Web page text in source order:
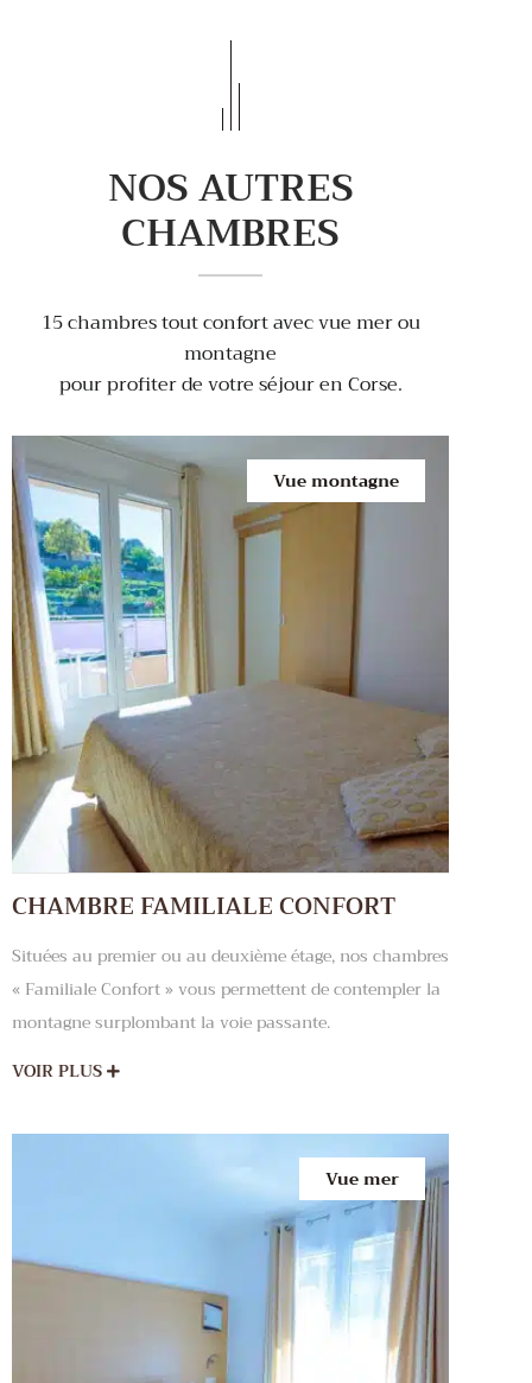
NOS AUTRES
CHAMBRES
15 chambres tout confort avec vue mer ou
montagne
pour profiter de votre séjour en Corse.
Vue montagne
CHAMBRE FAMILIALE CONFORT
Situées au premier ou au deuxième étage, nos chambres
« Familiale Confort » vous permettent de contempler la
montagne surplombant la voie passante.
VOIR PLUS
Vue mer